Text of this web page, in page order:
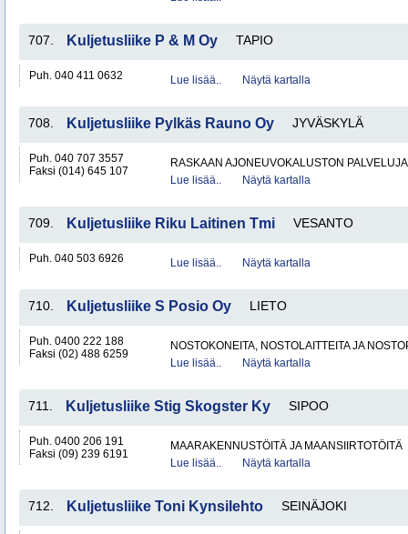
707. Kuljetusliike P & M Oy TAPIO
Puh. 040 411 0632 Lue lisää.. Näytä kartalla
708. Kuljetusliike Pylkäs Rauno Oy JYVÄSKYLÄ
Puh. 040 707 3557
Faksi (014) 645 107
RASKAAN AJONEUVOKALUSTON
Lue lisää..
Näytä kartalla
709. Kuljetusliike Riku Laitinen Tmi VESANTO
Puh. 040 503 6926 Lue lisää.. Näytä kartalla
710. Kuljetusliike S Posio Oy LIETO
Puh. 0400 222 188
Faksi (02) 488 6259
NOSTOKONEITA, NOSTOLAITTEITA JA
Lue lisää..
Näytä kartalla
711. Kuljetusliike Stig Skogster Ky SIPOO
Puh. 0400 206 191
Faksi (09) 239 6191
MAARAKENNUSTÖITÄ JA MAANSIIRTOTÖITÄ
Lue lisää..
Näytä kartalla
712. Kuljetusliike Toni Kynsilehto SEINÄJOKI